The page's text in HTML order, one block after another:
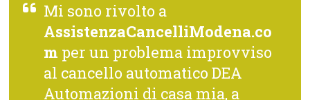
Mi sono rivolto a
AssistenzaCancelliModena.co
m per un problema improvviso
al cancello automatico DEA
Automazioni di casa mia, a